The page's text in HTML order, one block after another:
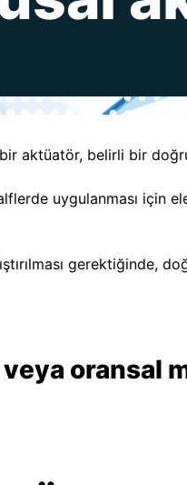
bir aktüatör, belirli bir
uygulanması için
gerektiğinde,
oransal